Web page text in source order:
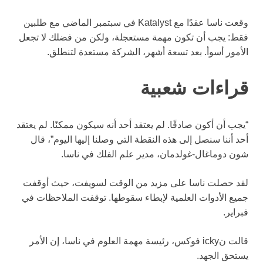
وقعت ناسا عقدًا مع Katalyst في سبتمبر الماضي مع طلبين
فقط: يجب أن تكون مهمة مستعجلة، ولكن من فضلك لا تجعل
الأمور أسوأ. بعد تسعة أشهر، الشركة مستعدة لتنطلق.
قراءات شعبية
“يجب أن أكون صادقًا. لم يعتقد أحد أنه سيكون ممكنًا. لم يعتقد
أحد أننا سنصل إلى هذه النقطة التي وصلنا إليها اليوم”، قال
شون دوماغال-غولدمان، مدير علم الفلك في ناسا.
لقد حصلت ناسا على مزيد من الوقت لسويفت، حيث أوقفت
جميع الأدوات العلمية لإبطاء سقوطها. توقفت الملاحظات في
فبراير.
قالت نicky فوكس، رئيسة مهمة العلوم في ناسا، إن الأمر
يستحق الجهد.